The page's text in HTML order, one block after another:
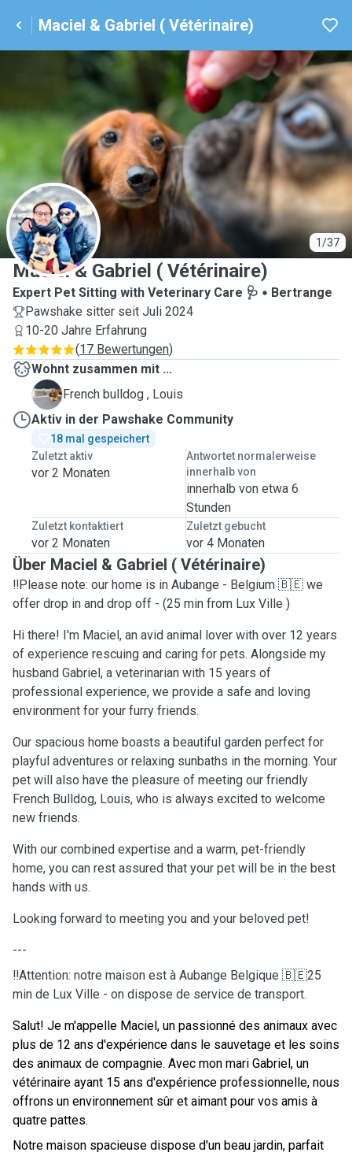
Maciel & Gabriel ( Vétérinaire)
1/37
M
Maciel & Gabriel ( Vétérinaire)
Expert Pet Sitting with Veterinary Care 🩺
Bertrange
Pawshake sitter seit Juli 2024
10-20 Jahre Erfahrung
(17 Bewertungen)
Wohnt zusammen mit ...
L
French bulldog , Louis
Aktiv in der Pawshake Community
18 mal gespeichert
Zuletzt aktiv
vor 2 Monaten
Antwortet normalerweise
innerhalb von
innerhalb von etwa 6
Stunden
Zuletzt kontaktiert
vor 2 Monaten
Zuletzt gebucht
vor 4 Monaten
Über Maciel & Gabriel ( Vétérinaire)
‼️Please note: our home is in Aubange - Belgium 🇧🇪 we
offer drop in and drop off - (25 min from Lux Ville )
Hi there! I'm Maciel, an avid animal lover with over 12 years
of experience rescuing and caring for pets. Alongside my
husband Gabriel, a veterinarian with 15 years of
professional experience, we provide a safe and loving
environment for your furry friends.
Our spacious home boasts a beautiful garden perfect for
playful adventures or relaxing sunbaths in the morning. Your
pet will also have the pleasure of meeting our friendly
French Bulldog, Louis, who is always excited to welcome
new friends.
With our combined expertise and a warm, pet-friendly
home, you can rest assured that your pet will be in the best
hands with us.
Looking forward to meeting you and your beloved pet!
---
‼️Attention: notre maison est à Aubange Belgique 🇧🇪25
min de Lux Ville - on dispose de service de transport.
Salut! Je m'appelle Maciel, un passionné des animaux avec
plus de 12 ans d'expérience dans le sauvetage et les soins
des animaux de compagnie. Avec mon mari Gabriel, un
vétérinaire ayant 15 ans d'expérience professionnelle, nous
offrons un environnement sûr et aimant pour vos amis à
quatre pattes.
Notre maison spacieuse dispose d'un beau jardin, parfait